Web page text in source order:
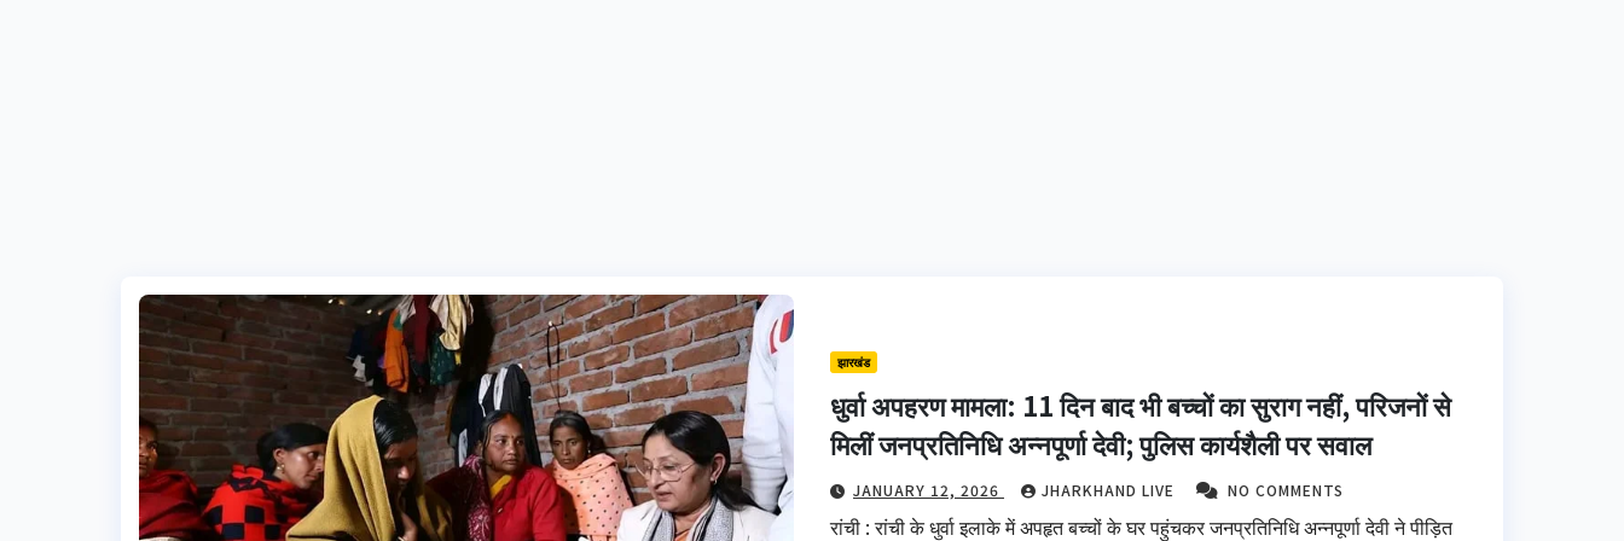
झारखंड
धुर्वा अपहरण मामला: 11 दिन बाद भी बच्चों का सुराग नहीं, परिजनों से
मिलीं जनप्रतिनिधि अन्नपूर्णा देवी; पुलिस कार्यशैली पर सवाल
JANUARY 12, 2026 JHARKHAND LIVE NO COMMENTS
रांची : रांची के धुर्वा इलाके में अपहृत बच्चों के घर पहुंचकर जनप्रतिनिधि अन्नपूर्णा देवी ने पीड़ित